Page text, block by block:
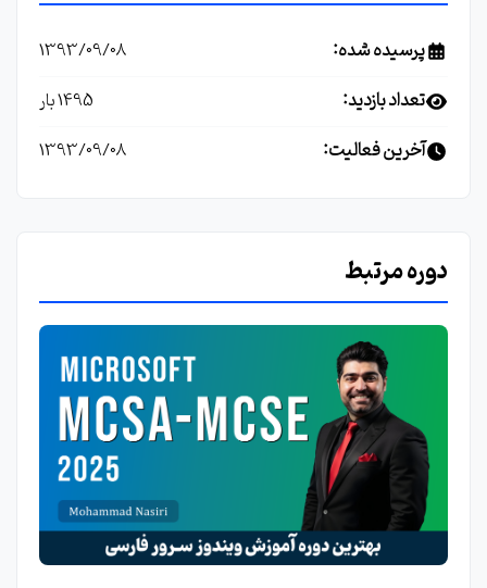
پرسیده شده: 1393/09/08
تعداد بازدید: 1495 بار
آخرین فعالیت: 1393/09/08
دوره مرتبط